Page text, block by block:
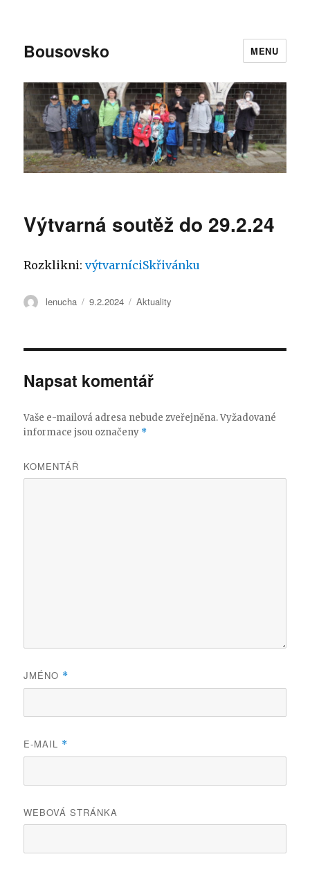
Bousovsko MENU
Výtvarná soutěž do 29.2.24
Rozklikni:výtvarníciSkřivánku
Autor:
lenucha Publikováno:
9.2.2024 Rubriky:
Aktuality
Napsat komentář
Vaše e-mailová adresa nebude zveřejněna.Vyžadované
informace jsou označeny *
KOMENTÁŘ
JMÉNO *
E-MAIL *
WEBOVÁ STRÁNKA